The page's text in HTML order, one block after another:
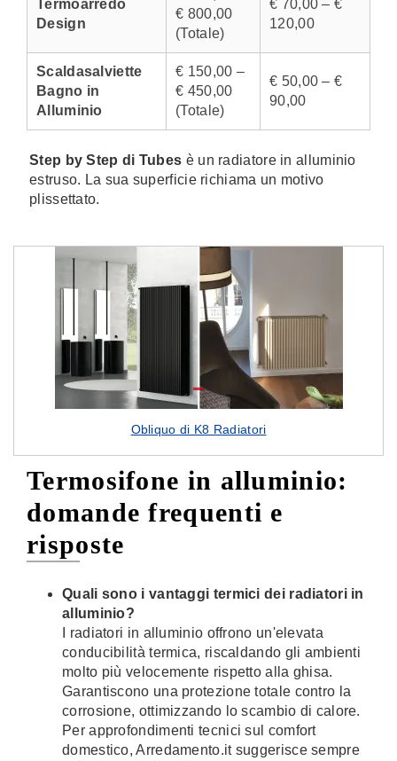
Termoarredo
Design
€ 800,00
(Totale)
€ 70,00 – €
120,00
Scaldasalviette
Bagno in
Alluminio
€ 150,00 –
€ 450,00
(Totale)
€ 50,00 – €
90,00
Step by Step di Tubes è un radiatore in alluminio
estruso. La sua superficie richiama un motivo
plissettato.
Obliquo di K8 Radiatori
Termosifone in alluminio:
domande frequenti e
risposte
Quali sono i vantaggi termici dei radiatori in
alluminio?
I radiatori in alluminio offrono un'elevata
conducibilità termica, riscaldando gli ambienti
molto più velocemente rispetto alla ghisa.
Garantiscono una protezione totale contro la
corrosione, ottimizzando lo scambio di calore.
Per approfondimenti tecnici sul comfort
domestico, Arredamento.it suggerisce sempre